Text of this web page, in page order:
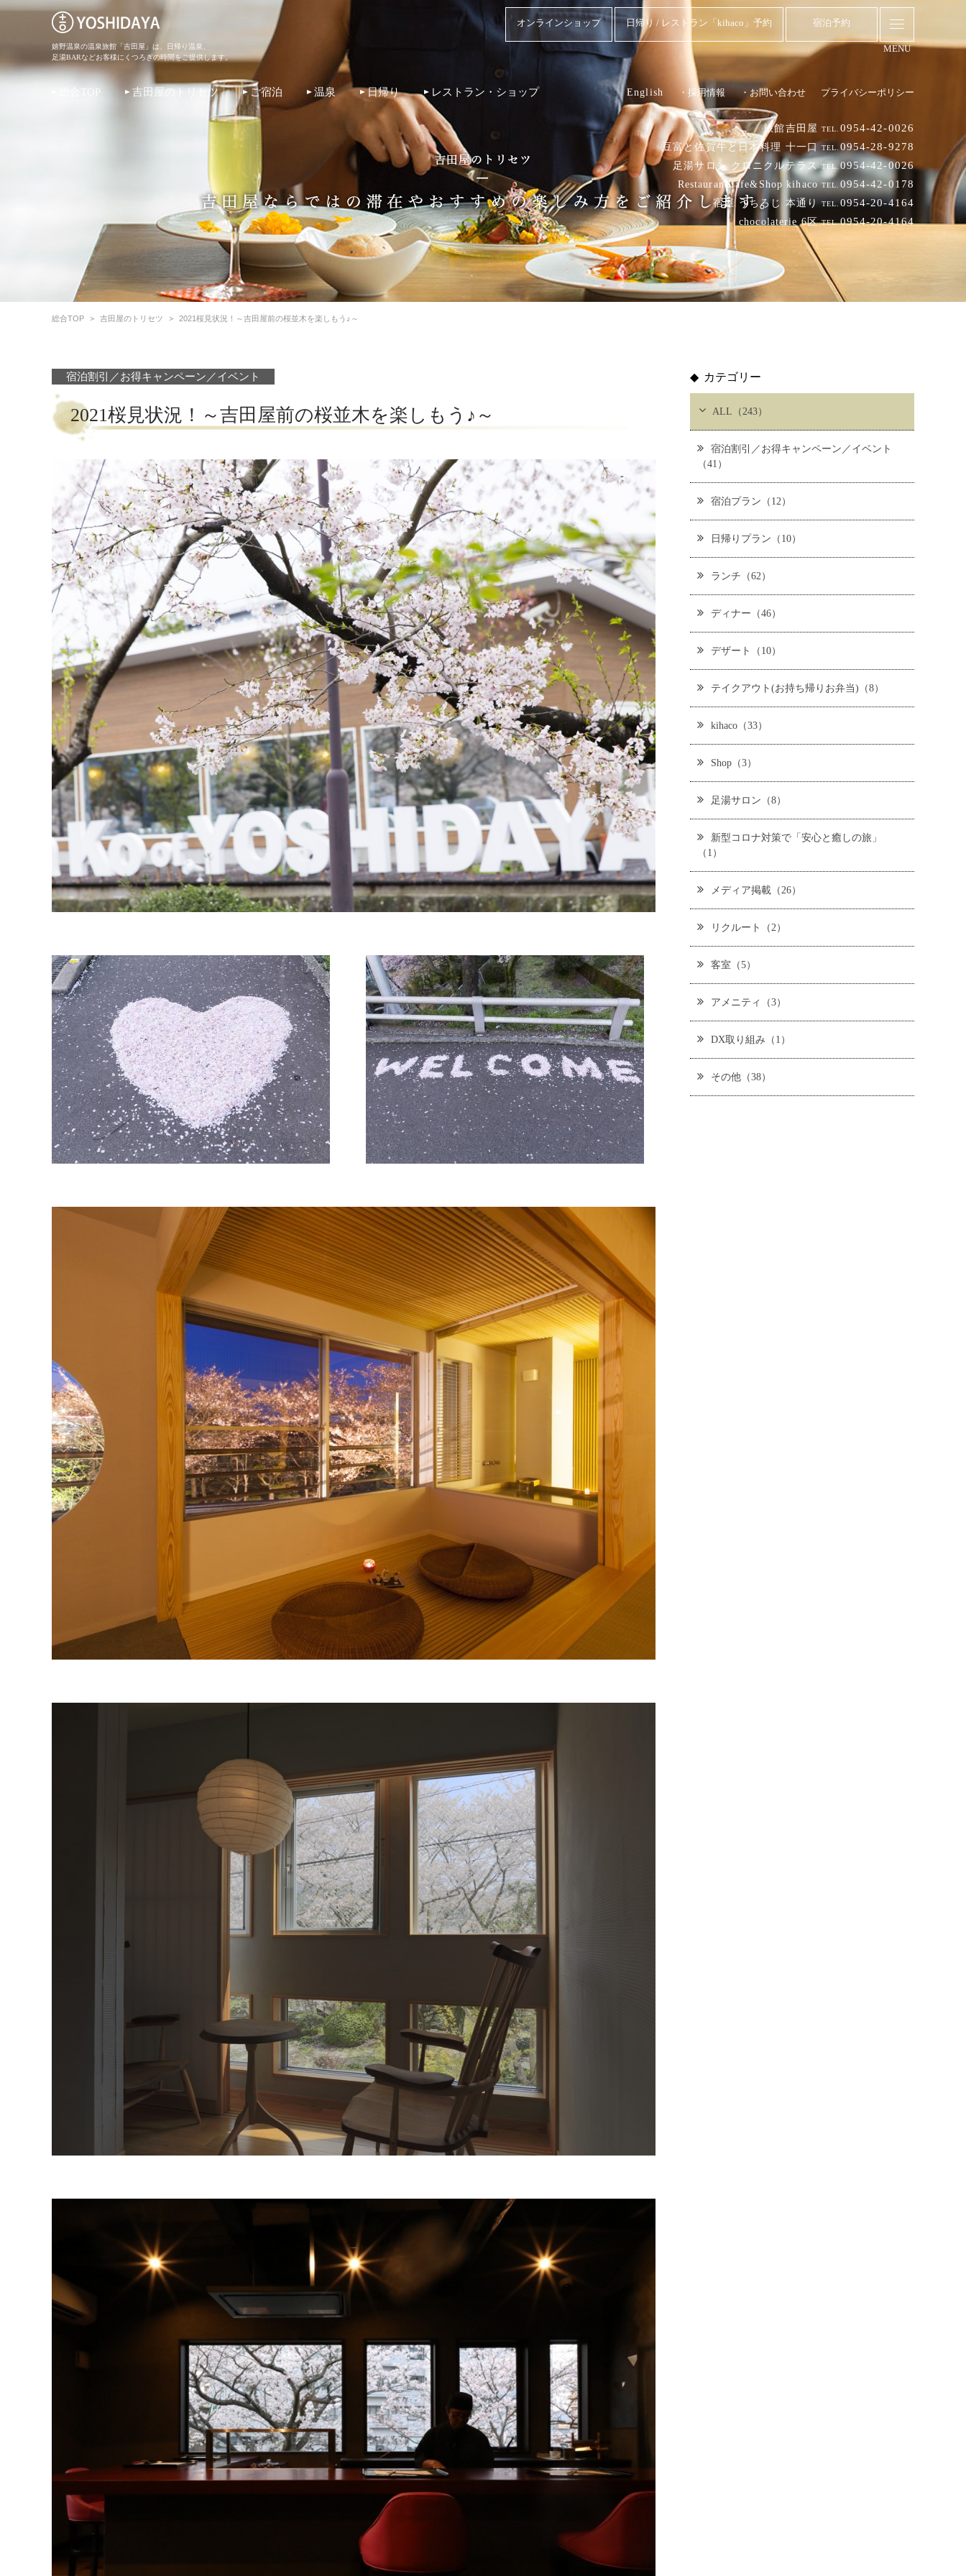
嬉野温泉の温泉旅館「吉田屋」は、日帰り温泉、
足湯BARなどお客様にくつろぎの時間をご提供します。
オンラインショップ 日帰り / レストラン「kihaco」予約 宿泊予約
MENU
旅館吉田屋TEL. 0954-42-0026
豆富と佐賀牛と日本料理 十一口TEL. 0954-28-9278
足湯サロン クロニクルテラスTEL.0954-42-0026
RestaurantCafe&Shop kihacoTEL. 0954-42-0178
宿屋 うちろじ 本通りTEL. 0954-20-4164
chocolaterie 6区TEL.0954-20-4164
総合TOP 吉田屋のトリセツ ご宿泊 温泉 日帰り レストラン・ショップ English ・採用情報 ・お問い合わせ プライバシーポリシー
総合TOP > 吉田屋のトリセツ > 2021桜見状況！～吉田屋前の桜並木を楽しもう♪～
宿泊割引／お得キャンペーン／イベント
2021桜見状況！～吉田屋前の桜並木を楽しもう♪～
カテゴリー
ALL（243）
宿泊割引／お得キャンペーン／イベント
（41）
宿泊プラン（12）
日帰りプラン（10）
ランチ（62）
ディナー（46）
デザート（10）
テイクアウト(お持ち帰りお弁当)（8）
kihaco（33）
Shop（3）
足湯サロン（8）
新型コロナ対策で「安心と癒しの旅」
（1）
メディア掲載（26）
リクルート（2）
客室（5）
アメニティ（3）
DX取り組み（1）
その他（38）